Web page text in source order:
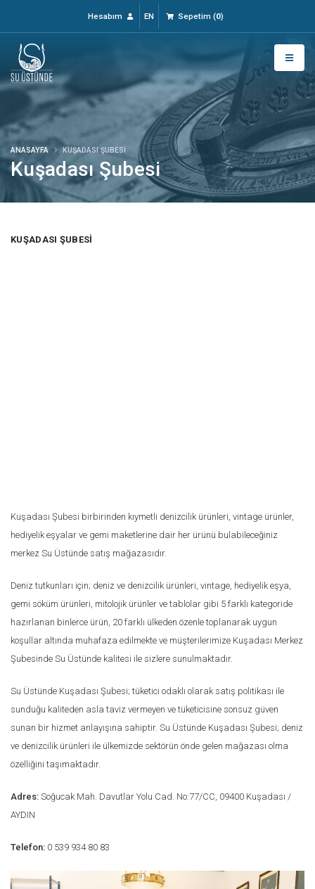
Hesabım EN Sepetim (0)
Kuşadası Şubesi
ANASAYFA KUŞADASI ŞUBESI
KUŞADASI ŞUBESI
Kuşadası Şubesi birbirinden kıymetli denizcilik ürünleri, vintage ürünler,
hediyelik eşyalar ve gemi maketlerine dair her ürünü bulabileceğiniz
merkez Su Üstünde satış mağazasıdır.
Deniz tutkunları için; deniz ve denizcilik ürünleri, vintage, hediyelik eşya,
gemi söküm ürünleri, mitolojik ürünler ve tablolar gibi 5 farklı kategoride
hazırlanan binlerce ürün, 20 farklı ülkeden özenle toplanarak uygun
koşullar altında muhafaza edilmekte ve müşterilerimize Kuşadası Merkez
Şubesinde Su Üstünde kalitesi ile sizlere sunulmaktadır.
Su Üstünde Kuşadası Şubesi; tüketici odaklı olarak satış politikası ile
sunduğu kaliteden asla taviz vermeyen ve tüketicisine sonsuz güven
sunan bir hizmet anlayışına sahiptir. Su Üstünde Kuşadası Şubesi; deniz
ve denizcilik ürünleri ile ülkemizde sektörün önde gelen mağazası olma
özelliğini taşımaktadır.
Adres: Soğucak Mah. Davutlar Yolu Cad. No:77/CC, 09400 Kuşadası /
AYDIN
Telefon: 0 539 934 80 83